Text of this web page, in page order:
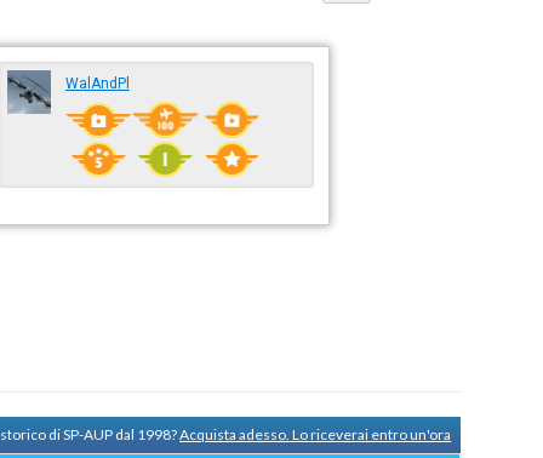
WalAndPl
di SP-AUP dal 1998?Acquista adesso. Lo riceverai entro un'ora